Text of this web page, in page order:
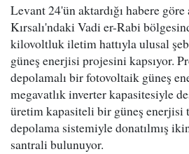
Levant 24'ün aktardığı habere
Kırsalı'ndaki Vadi er-Rabi
kilovoltluk iletim hattıyla ulusal
güneş enerjisi projesini kapsıyor.
depolamalı bir fotovoltaik güneş
megavatlık inverter kapasitesiyle
üretim kapasiteli bir güneş enerjisi
depolama sistemiyle donatılmış
santrali bulunuyor.